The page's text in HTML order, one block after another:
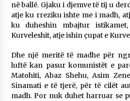
në ballë. Gjaku i djemve të tij u
atje ku rreziku ishte me i madh,
ku duheshin mbajtur
Kurveleshit, atje ishin çupat e
Dhe një meritë të madhe për
luftë kan pasur komunistët e
Matohiti, Abaz Shehu, Asim
Sinamati e të tjerë, për të cilët
madh. Por nuk duhet harruar se